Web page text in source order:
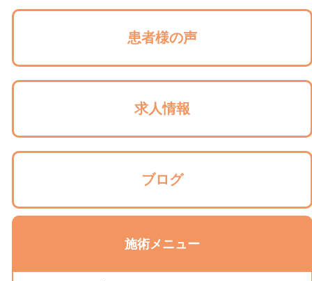
患者様の声
求人情報
ブログ
施術メニュー